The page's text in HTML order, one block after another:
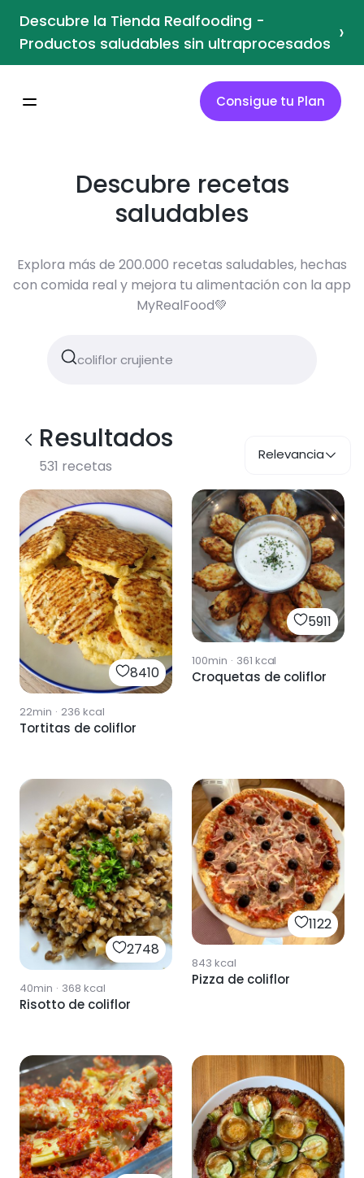
Descubre la Tienda Realfooding -
Productos saludables sin ultraprocesados ›
Consigue tu Plan
Descubre recetas
saludables
Explora más de 200.000 recetas saludables, hechas
con comida real y mejora tu alimentación con la app
MyRealFood💚
Resultados
531 recetas
Relevancia
8410
22min · 236 kcal
Tortitas de coliflor
5911
100min · 361 kcal
Croquetas de coliflor
2748
40min · 368 kcal
Risotto de coliflor
1122
843 kcal
Pizza de coliflor